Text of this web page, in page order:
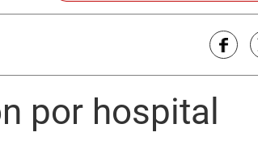
por hospital